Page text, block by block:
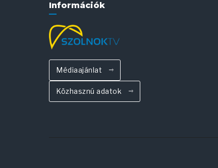
Információk
Médiaajánlat
Közhasznú adatok